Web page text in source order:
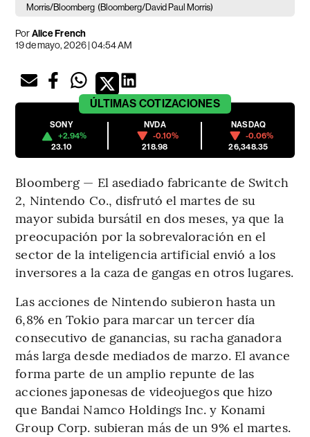
Morris/Bloomberg (Bloomberg/David Paul Morris)
PorAlice French
19 de mayo, 2026 | 04:54 AM
ÚLTIMAS COTIZACIONES
SONY
+2.94%
23.10
NVDA
-0.10%
218.98
NASDAQ
-0.06%
26,348.35
Bloomberg — El asediado fabricante de Switch
2, Nintendo Co., disfrutó el martes de su
mayor subida bursátil en dos meses, ya que la
preocupación por la sobrevaloración en el
sector de la inteligencia artificial envió a los
inversores a la caza de gangas en otros lugares.
Las acciones de Nintendo subieron hasta un
6,8% en Tokio para marcar un tercer día
consecutivo de ganancias, su racha ganadora
más larga desde mediados de marzo. El avance
forma parte de un amplio repunte de las
acciones japonesas de videojuegos que hizo
que Bandai Namco Holdings Inc. y Konami
Group Corp. subieran más de un 9% el martes.